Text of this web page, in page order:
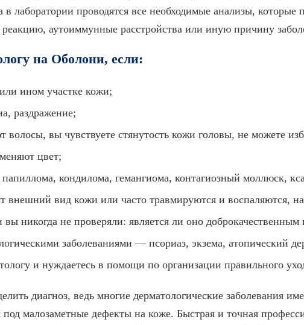
лаборатории проводятся все необходимые анализы, которые
аутоиммунные расстройства или иную причину
на Оболони, если:
ином участке кожи;
раздражение;
вы чувствуете стянутость кожи головы, не можете
цвет;
кондилома, гемангиома, контагиозный моллюск,
внешний вид кожи или часто травмируются и воспаляются,
никогда не проверяли: является ли оно доброкачественным
заболеваниями — псориаз, экзема, атопический
и нуждаетесь в помощи по организации правильного
диагноз, ведь многие дерматологические заболевания
малозаметные дефекты на коже. Быстрая и точная